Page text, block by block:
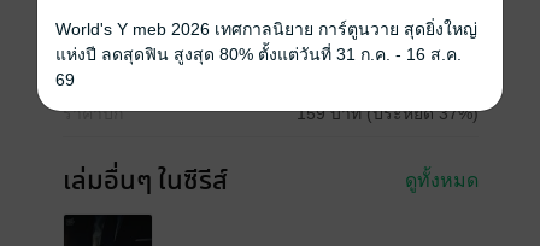
วันที่วางขาย 28 กุมภาพันธ์ 2567
ความยาว
ราคาปก 159 บาท (ประหยัด 37%)
เล่มอื่นๆ ในซีรีส์ ดูทั้งหมด
World's Y meb 2026 เทศกาลนิยาย การ์ตูนวาย สุดยิ่งใหญ่
แห่งปี ลดสุดฟิน สูงสุด 80% ตั้งแต่วันที่ 31 ก.ค. - 16 ส.ค.
69